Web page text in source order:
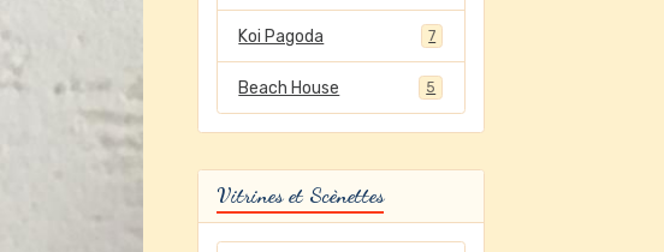
Koi Pagoda 7
Beach House 5
Vitrines et Scènettes